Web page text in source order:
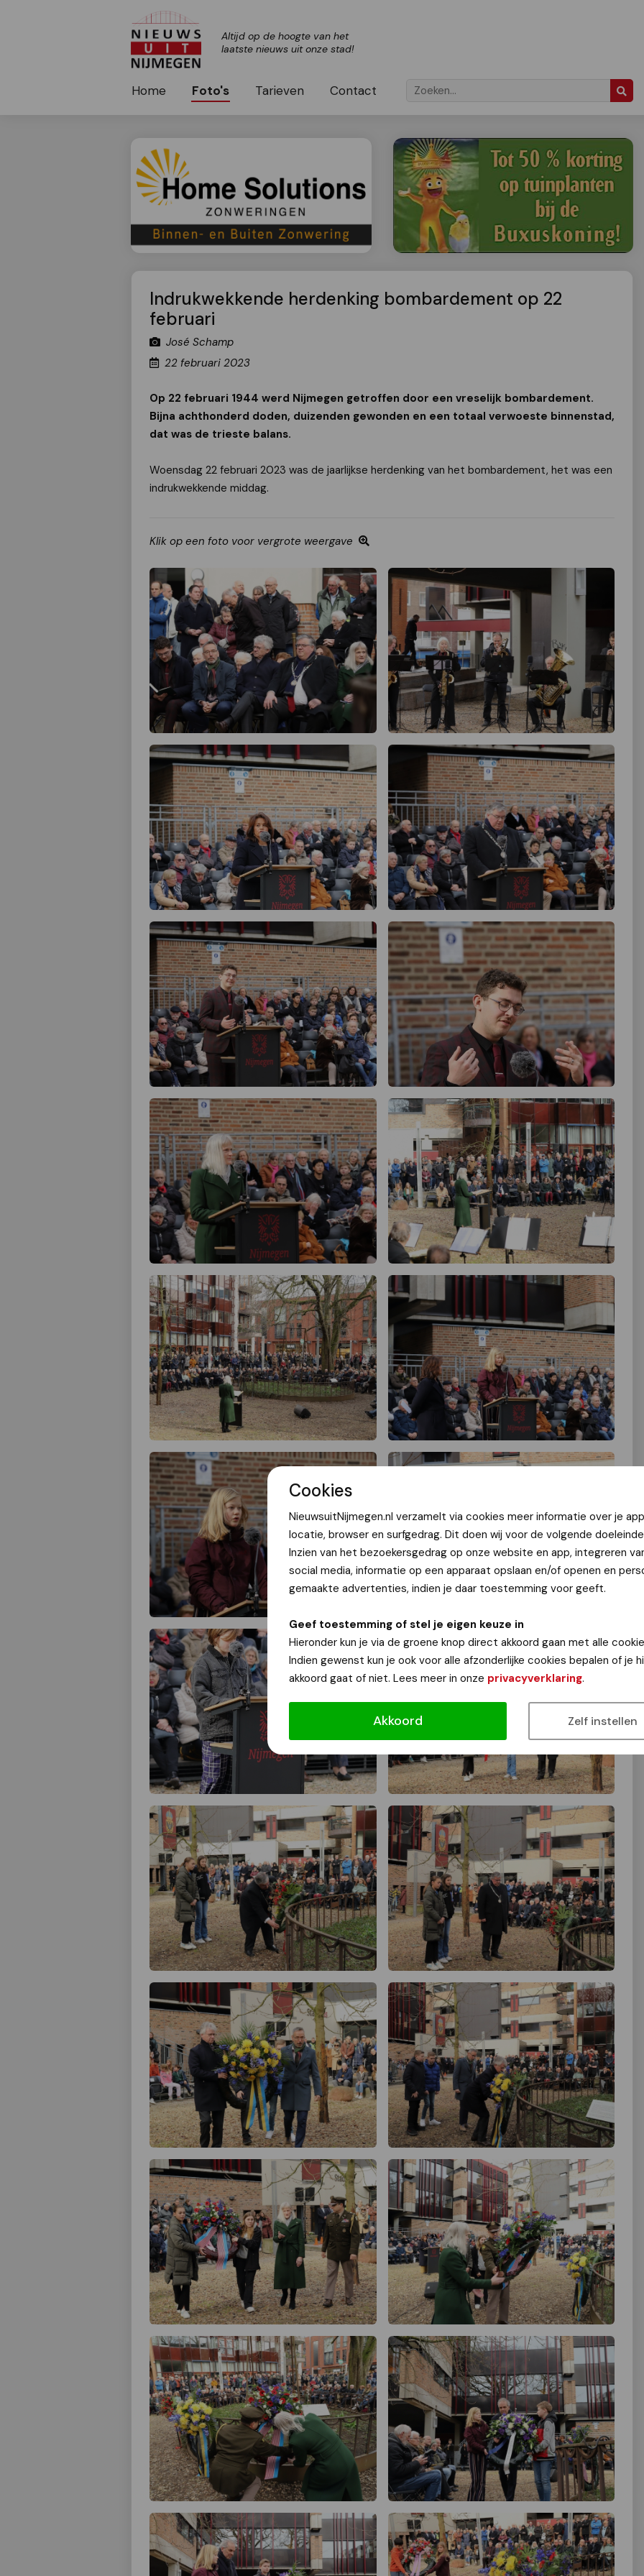
Cookies
NieuwsuitNijmegen.nl verzamelt via cookies meer informatie over je
locatie, browser en surfgedrag. Dit doen wij voor de volgende
Inzien van het bezoekersgedrag op onze website en app, integreren
social media, informatie op een apparaat opslaan en/of openen en
gemaakte advertenties, indien je daar toestemming voor geeft.
Geef toestemming of stel je eigen keuze in
Hieronder kun je via de groene knop direct akkoord gaan met alle
Indien gewenst kun je ook voor alle afzonderlijke cookies bepalen of je
akkoord gaat of niet. Lees meer in onze privacyverklaring.
Akkoord Zelf instellen
Altijd op de hoogte van het
laatste nieuws uit onze stad!
Home Foto's Tarieven Contact
Indrukwekkende herdenking bombardement op 22
februari
José Schamp
22 februari 2023
Op 22 februari 1944 werd Nijmegen getroffen door een vreselijk bombardement.
Bijna achthonderd doden, duizenden gewonden en een totaal verwoeste binnenstad,
dat was de trieste balans.
Woensdag 22 februari 2023 was de jaarlijkse herdenking van het bombardement, het was een
indrukwekkende middag.
Klik op een foto voor vergrote weergave